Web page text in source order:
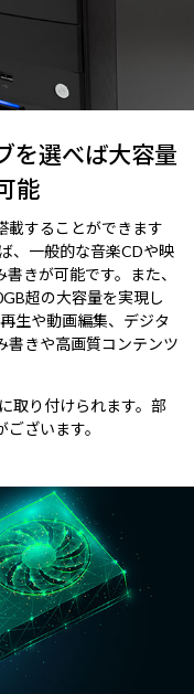
を選べば大容量
能
載することができます
、一般的な音楽CDや映
きが可能です。また、
超の大容量を実現し
生や動画編集、デジタ
書きや高画質コンテンツ
取り付けられます。部
ざいます。